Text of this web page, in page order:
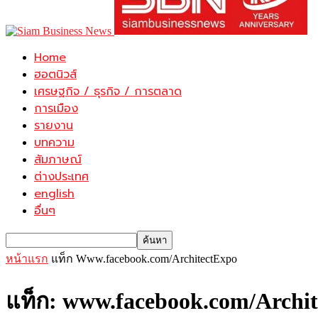
Home
ฮอตนิวส์
เศรษฐกิจ / ธุรกิจ / การตลาด
การเมือง
รายงาน
บทความ
สัมภาษณ์
ต่างประเทศ
english
อื่นๆ
หน้าแรก แท็ก Www.facebook.com/ArchitectExpo
แท็ก: www.facebook.com/